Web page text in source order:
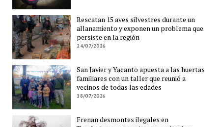
Rescatan 15 aves silvestres durante un
allanamiento y exponen un problema que
persiste en la región
24/07/2026
San Javier y Yacanto apuesta a las huertas
familiares con un taller que reunió a
vecinos de todas las edades
18/07/2026
Frenan desmontes ilegales en